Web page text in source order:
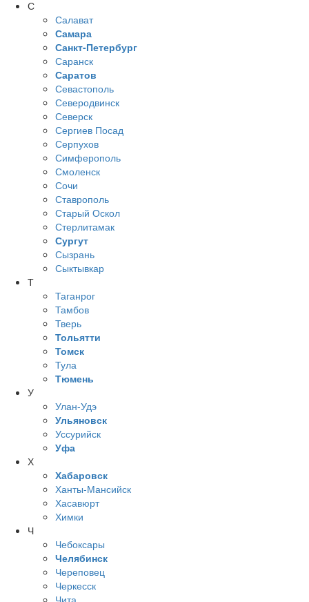
С
Салават
Самара
Санкт-Петербург
Саранск
Саратов
Севастополь
Северодвинск
Северск
Сергиев Посад
Серпухов
Симферополь
Смоленск
Сочи
Ставрополь
Старый Оскол
Стерлитамак
Сургут
Сызрань
Сыктывкар
Т
Таганрог
Тамбов
Тверь
Тольятти
Томск
Тула
Тюмень
У
Улан-Удэ
Ульяновск
Уссурийск
Уфа
Х
Хабаровск
Ханты-Мансийск
Хасавюрт
Химки
Ч
Чебоксары
Челябинск
Череповец
Черкесск